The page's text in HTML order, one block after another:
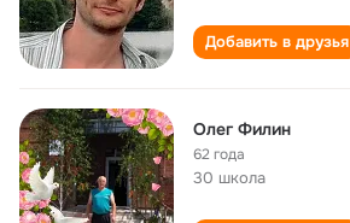
Добавить в друзья
Олег Филин
62 года
30 школа